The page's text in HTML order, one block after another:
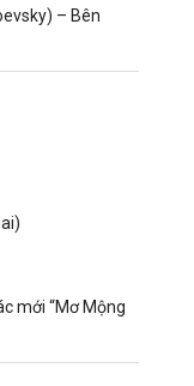
– Bên
mới “Mơ Mộng